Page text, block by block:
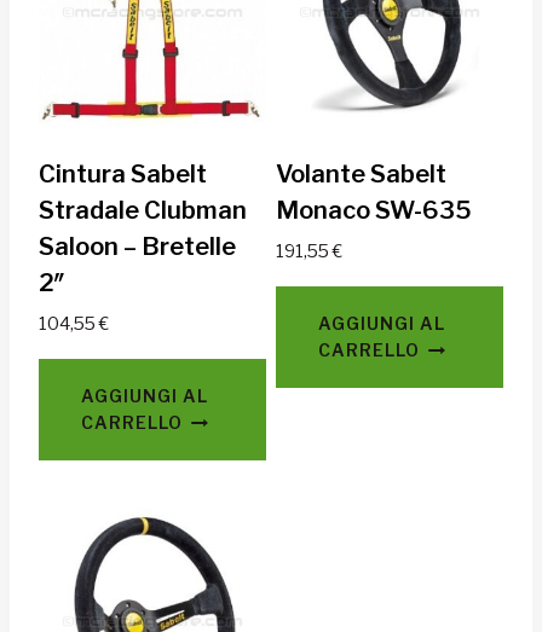
Cintura Sabelt
Stradale Clubman
Saloon – Bretelle
2″
104,55€
AGGIUNGI AL
CARRELLO
Volante Sabelt
Monaco SW-635
191,55€
AGGIUNGI AL
CARRELLO